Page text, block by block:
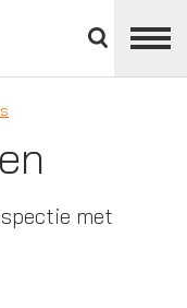
divisions
panel
met